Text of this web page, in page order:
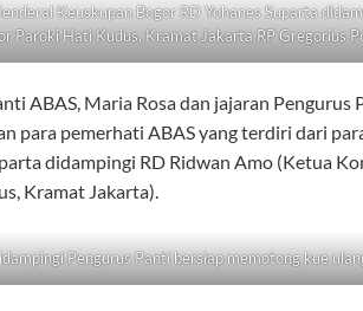
Keuskupan Bogor RD Yohanes Suparta
Paroki Hati Kudus, Kramat Jakarta RP Gregorius
ABAS, Maria Rosa dan jajaran Pengurus
para pemerhati ABAS yang terdiri dari
didampingi RD Ridwan Amo (Ketua
Kramat Jakarta).
Pengurus Panti bersiap memotong kue